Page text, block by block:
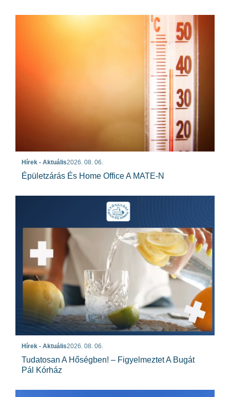
Hírek - Aktuális2026. 08. 06.
Épületzárás És Home Office A MATE-N
Hírek - Aktuális2026. 08. 06.
Tudatosan A Hőségben! – Figyelmeztet A Bugát
Pál Kórház